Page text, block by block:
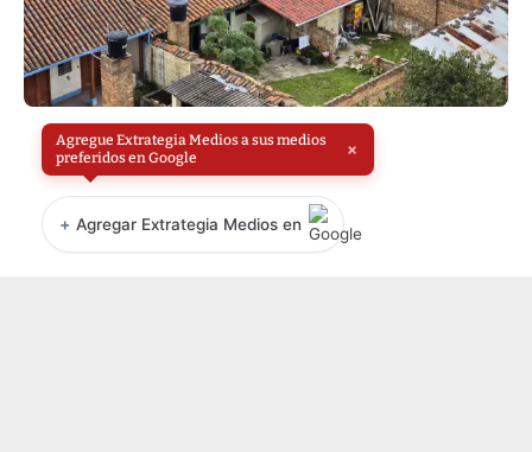
Agregue Extrategia Medios a sus medios
preferidos en Google
×
+ Agregar Extrategia Medios en